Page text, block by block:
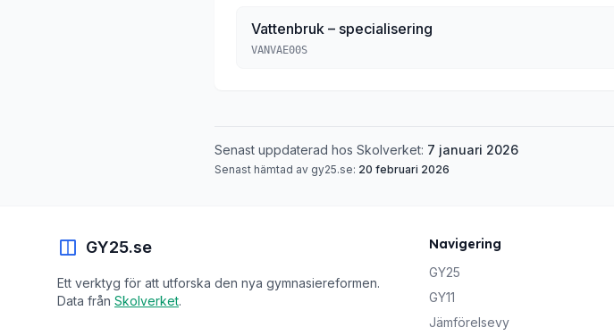
Vattenbruk – specialisering
VANVAE00S
Senast uppdaterad hos Skolverket: 7 januari 2026
Senast hämtad av gy25.se: 20 februari 2026
GY25.se
Ett verktyg för att utforska den nya gymnasiereformen.
Data från Skolverket.
Navigering
GY25
GY11
Jämförelsevy